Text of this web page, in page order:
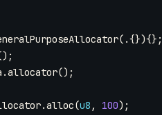
(.{}){};
.allocator();
.alloc(u8 , 100);